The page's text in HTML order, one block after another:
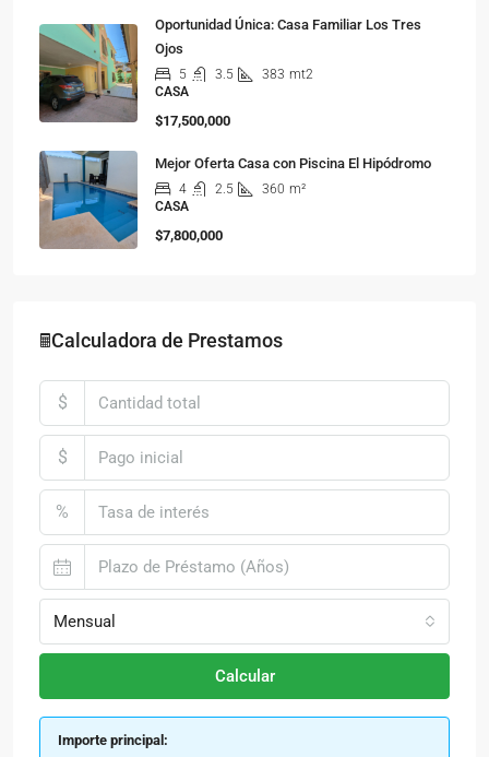
Oportunidad Única: Casa Familiar Los Tres
Ojos
5 3.5 383 mt2
CASA
$17,500,000
Mejor Oferta Casa con Piscina El Hipódromo
4 2.5 360 m²
CASA
$7,800,000
🖩Calculadora de Prestamos
$
$
%
Mensual
Calcular
Importe principal: